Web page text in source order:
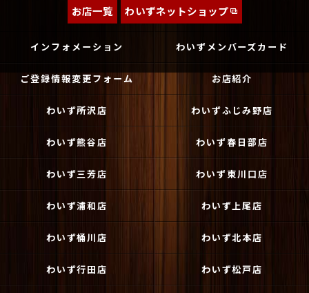
お店一覧 わいずネットショップ
インフォメーション わいずメンバーズカード
ご登録情報変更フォーム お店紹介
わいず所沢店 わいずふじみ野店
わいず熊谷店 わいず春日部店
わいず三芳店 わいず東川口店
わいず浦和店 わいず上尾店
わいず桶川店 わいず北本店
わいず行田店 わいず松戸店